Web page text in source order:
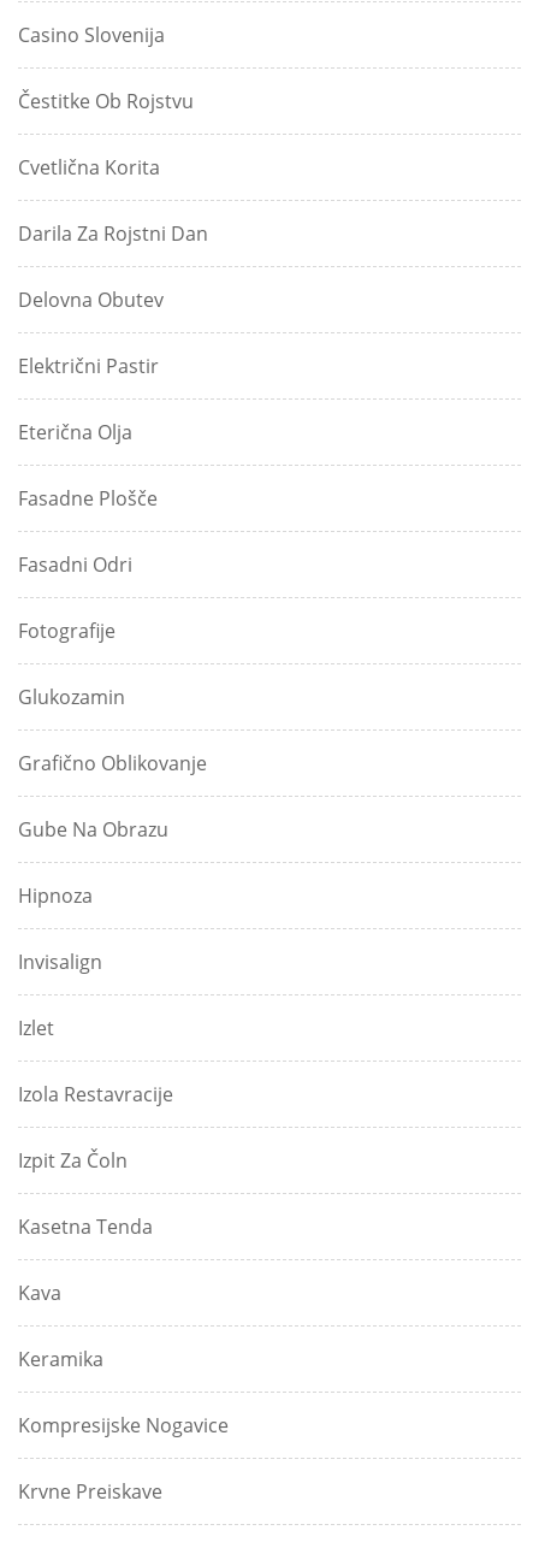
Casino Slovenija
Čestitke Ob Rojstvu
Cvetlična Korita
Darila Za Rojstni Dan
Delovna Obutev
Električni Pastir
Eterična Olja
Fasadne Plošče
Fasadni Odri
Fotografije
Glukozamin
Grafično Oblikovanje
Gube Na Obrazu
Hipnoza
Invisalign
Izlet
Izola Restavracije
Izpit Za Čoln
Kasetna Tenda
Kava
Keramika
Kompresijske Nogavice
Krvne Preiskave